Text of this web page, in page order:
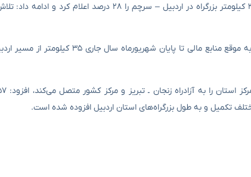
مدیرکل راه و شهرسازی استان اردبیل میزان پیشرفت فیزیکی ۳۵ کیلومتر بزرگراه در
حیدری همچنین گفت: با برنامه‌ریزی‌ صورت‌ گرفته و تخصیص به
تکمیل و به طول بزرگراه‌های استان اردبیل افزوده شده است.